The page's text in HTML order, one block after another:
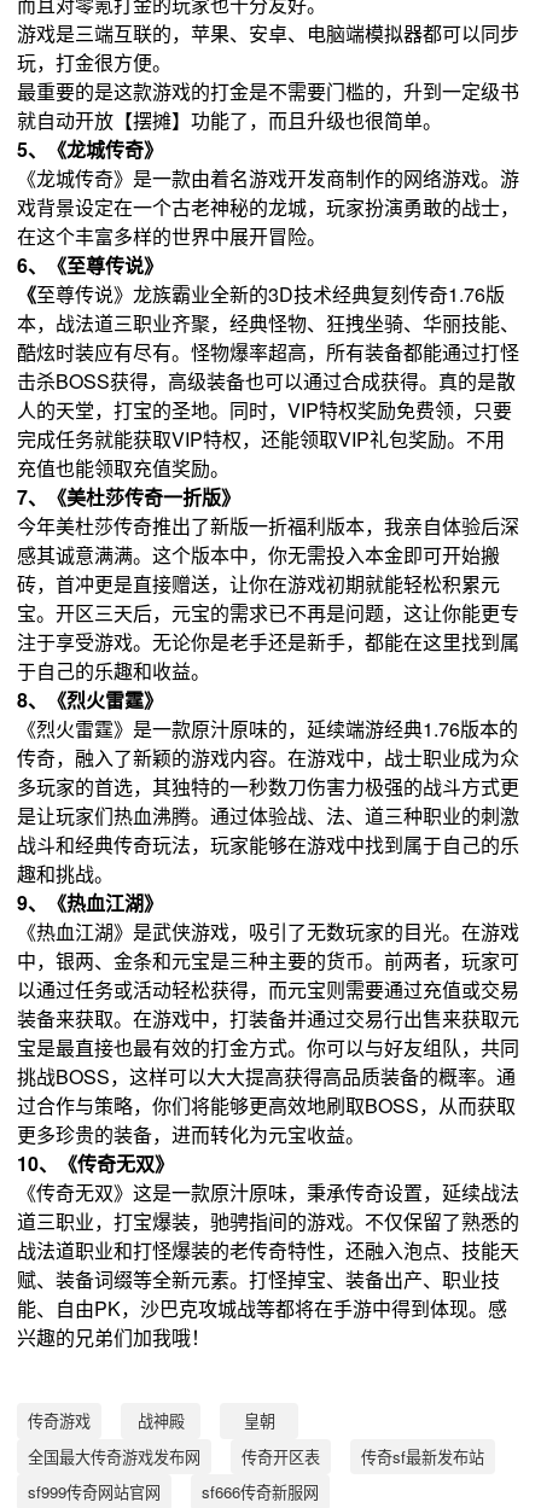
游戏是三端互联的，苹果、安卓、电脑端模拟器都可以同步
玩，打金很方便。
最重要的是这款游戏的打金是不需要门槛的，升到一定级书
就自动开放【摆摊】功能了，而且升级也很简单。
5、《龙城传奇》
《龙城传奇》是一款由着名游戏开发商制作的网络游戏。游
戏背景设定在一个古老神秘的龙城，玩家扮演勇敢的战士，
在这个丰富多样的世界中展开冒险。
6、《至尊传说》
《至尊传说》龙族霸业全新的3D技术经典复刻传奇1.76版
本，战法道三职业齐聚，经典怪物、狂拽坐骑、华丽技能、
酷炫时装应有尽有。怪物爆率超高，所有装备都能通过打怪
击杀BOSS获得，高级装备也可以通过合成获得。真的是散
人的天堂，打宝的圣地。同时，VIP特权奖励免费领，只要
完成任务就能获取VIP特权，还能领取VIP礼包奖励。不用
充值也能领取充值奖励。
7、《美杜莎传奇一折版》
今年美杜莎传奇推出了新版一折福利版本，我亲自体验后深
感其诚意满满。这个版本中，你无需投入本金即可开始搬
砖，首冲更是直接赠送，让你在游戏初期就能轻松积累元
宝。开区三天后，元宝的需求已不再是问题，这让你能更专
注于享受游戏。无论你是老手还是新手，都能在这里找到属
于自己的乐趣和收益。
8、《烈火雷霆》
《烈火雷霆》是一款原汁原味的，延续端游经典1.76版本的
传奇，融入了新颖的游戏内容。在游戏中，战士职业成为众
多玩家的首选，其独特的一秒数刀伤害力极强的战斗方式更
是让玩家们热血沸腾。通过体验战、法、道三种职业的刺激
战斗和经典传奇玩法，玩家能够在游戏中找到属于自己的乐
趣和挑战。
9、《热血江湖》
《热血江湖》是武侠游戏，吸引了无数玩家的目光。在游戏
中，银两、金条和元宝是三种主要的货币。前两者，玩家可
以通过任务或活动轻松获得，而元宝则需要通过充值或交易
装备来获取。在游戏中，打装备并通过交易行出售来获取元
宝是最直接也最有效的打金方式。你可以与好友组队，共同
挑战BOSS，这样可以大大提高获得高品质装备的概率。通
过合作与策略，你们将能够更高效地刷取BOSS，从而获取
更多珍贵的装备，进而转化为元宝收益。
10、《传奇无双》
《传奇无双》这是一款原汁原味，秉承传奇设置，延续战法
道三职业，打宝爆装，驰骋指间的游戏。不仅保留了熟悉的
战法道职业和打怪爆装的老传奇特性，还融入泡点、技能天
赋、装备词缀等全新元素。打怪掉宝、装备出产、职业技
能、自由PK，沙巴克攻城战等都将在手游中得到体现。感
兴趣的兄弟们加我哦！
传奇游戏 战神殿
皇朝
全国最大传奇游戏发布网
传奇开区表
传奇sf最新发布站
sf999传奇网站官网
sf666传奇新服网